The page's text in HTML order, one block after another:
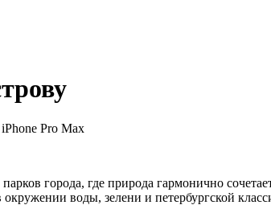
Pro Max
города, где природа гармонично
воды, зелени и петербургской